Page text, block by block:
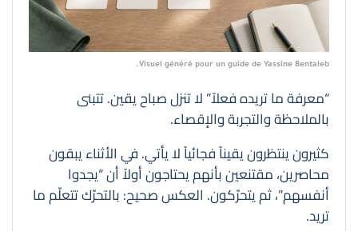
Visuel généré pour un guide de Yassine Bentaleb.
“معرفة ما تريده فعلاً” لا تنزل صباح يقين. تتبنى
بالملاحظة والتجربة والإقصاء.
كثيرون ينتظرون يقيناً فجائياً لا يأتي. في الأثناء يبقون
محاصرين، مقتنعين بأنهم يحتاجون أولاً أن “يجدوا
أنفسهم”، ثم يتحرّكون. العكس صحيح: بالتحرّك تتعلّم ما
تريد.